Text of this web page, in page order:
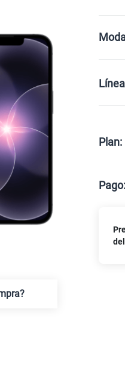
Plan:
Pago: